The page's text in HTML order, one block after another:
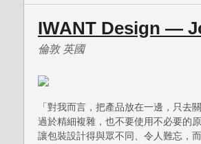
IWANT Design —
倫敦 英國
「對我而言，把產品放在一邊，只去
過於精細複雜，也不要使用不必要的
讓包裝設計得與眾不同、令人難忘，